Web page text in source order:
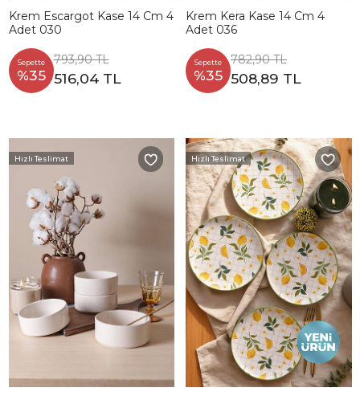
Krem Escargot Kase 14 Cm 4
Adet 030
Sepette
%35
793,90 TL
516,04 TL
Krem Kera Kase 14 Cm 4
Adet 036
Sepette
%35
782,90 TL
508,89 TL
Hızlı Teslimat Hızlı Teslimat